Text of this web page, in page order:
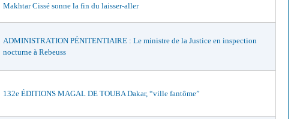
Makhtar Cissé sonne la fin du laisser-aller
ADMINISTRATION PÉNITENTIAIRE : Le ministre de la Justice en inspection
nocturne à Rebeuss
132e ÉDITIONS MAGAL DE TOUBA Dakar, “ville fantôme”